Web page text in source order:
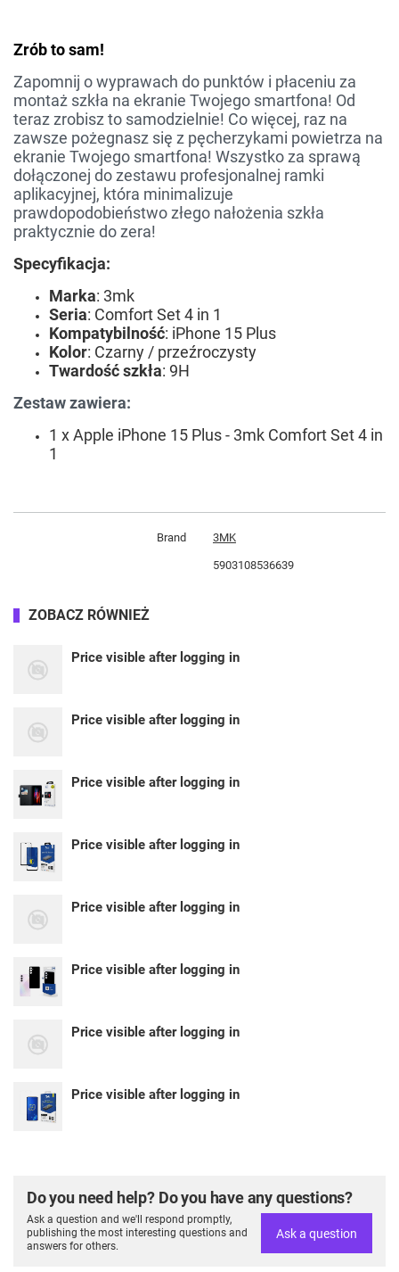
Zrób to sam!
Zapomnij o wyprawach do punktów i płaceniu za
montaż szkła na ekranie Twojego smartfona! Od
teraz zrobisz to samodzielnie! Co więcej, raz na
zawsze pożegnasz się z pęcherzykami powietrza na
ekranie Twojego smartfona! Wszystko za sprawą
dołączonej do zestawu profesjonalnej ramki
aplikacyjnej, która minimalizuje
prawdopodobieństwo złego nałożenia szkła
praktycznie do zera!
Specyfikacja:
Marka: 3mk
Seria: Comfort Set 4 in 1
Kompatybilność: iPhone 15 Plus
Kolor: Czarny / przeźroczysty
Twardość szkła: 9H
Zestaw zawiera:
1 x Apple iPhone 15 Plus - 3mk Comfort Set 4 in
1
Brand 3MK
5903108536639
ZOBACZ RÓWNIEŻ
Price visible after logging in
Price visible after logging in
Price visible after logging in
Price visible after logging in
Price visible after logging in
Price visible after logging in
Price visible after logging in
Price visible after logging in
Do you need help? Do you have any questions?
Ask a question and we'll respond promptly,
publishing the most interesting questions and
answers for others.
Ask a question